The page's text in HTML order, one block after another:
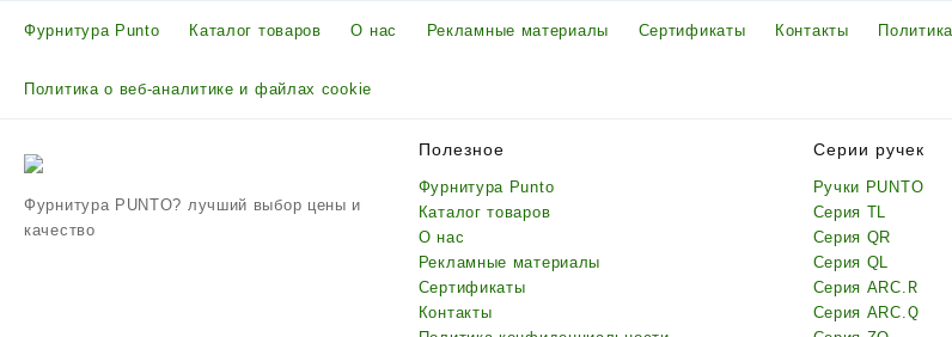
Фурнитура Punto Каталог товаров О нас Рекламные материалы Сертификаты Контакты
Политика о веб-аналитике и файлах cookie
Фурнитура PUNTO? лучший выбор цены и
качество
Полезное
Фурнитура Punto
Каталог товаров
О нас
Рекламные материалы
Сертификаты
Контакты
Серии ручек
Ручки PUNTO
Серия TL
Серия QR
Серия QL
Серия ARC.R
Серия ARC.Q